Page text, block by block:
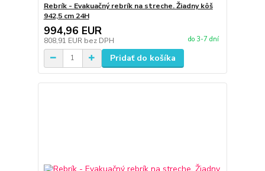
Rebrík - Evakuačný rebrík na streche. Žiadny kôš
942,5 cm 24H
994,96 EUR
808,91 EUR bez DPH do 3-7 dní
Pridať do košíka